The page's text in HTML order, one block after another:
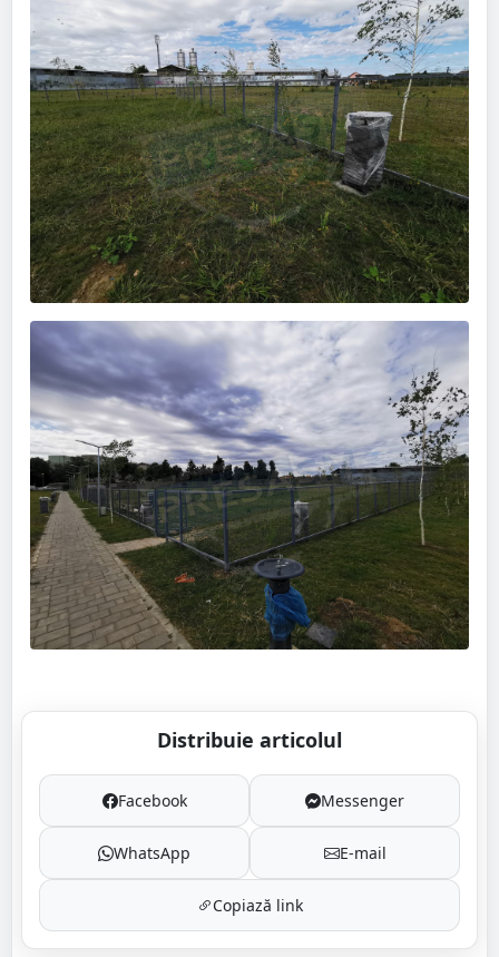
Distribuie articolul
Facebook Messenger
WhatsApp E-mail
Copiază link